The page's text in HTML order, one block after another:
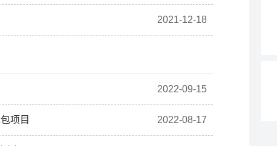
2021-12-18
2022-09-15
项目 2022-08-17